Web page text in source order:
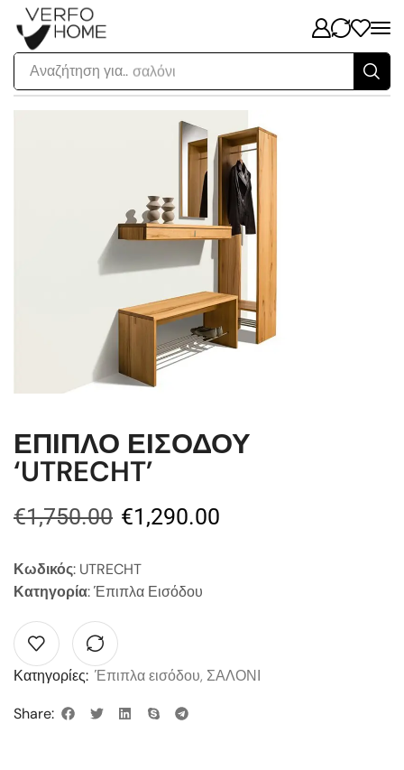
Αναζήτηση για.. σαλόνι
ΕΠΙΠΛΟ ΕΙΣΟΔΟΥ
‘UTRECHT’
€1,750.00 €1,290.00
Κωδικός: UTRECHT
Κατηγορία: Έπιπλα Εισόδου
Κατηγορίες: Έπιπλα εισόδου, ΣΑΛΟΝΙ
Share: